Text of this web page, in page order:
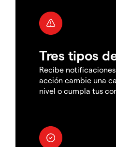
Tres tipos
Recibe
acción cambie una
nivel o cumpla tus